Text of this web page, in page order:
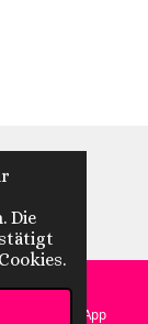
Die
WhatsApp